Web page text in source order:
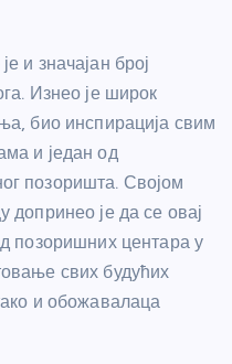
и значајан број
Изнео је широк
био инспирација свим
и један од
позоришта. Својом
допринео је да се овај
позоришних центара у
свих будућих
и обожавалаца